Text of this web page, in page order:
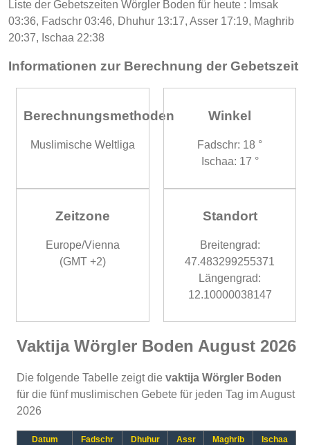
Liste der Gebetszeiten Wörgler Boden für heute : Imsak
03:36, Fadschr 03:46, Dhuhur 13:17, Asser 17:19, Maghrib
20:37, Ischaa 22:38
Informationen zur Berechnung der Gebetszeit
Berechnungsmethoden
Muslimische Weltliga
Winkel
Fadschr: 18 °
Ischaa: 17 °
Zeitzone
Europe/Vienna
(GMT +2)
Standort
Breitengrad:
47.483299255371
Längengrad:
12.10000038147
Vaktija Wörgler Boden August 2026
Die folgende Tabelle zeigt die vaktija Wörgler Boden
für die fünf muslimischen Gebete für jeden Tag im August
2026
Datum Fadschr Dhuhur Assr Maghrib
Ischaa